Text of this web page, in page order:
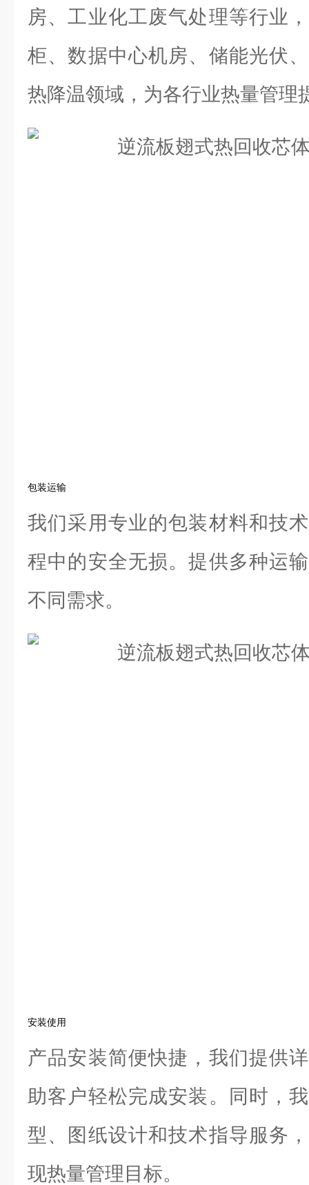
房、工业化工废气处理等行业
柜、数据中心机房、储能光伏
热降温领域，为各行业热量管理
包装运输
我们采用专业的包装材料和技
程中的安全无损。提供多种运
不同需求。
安装使用
产品安装简便快捷，我们提供
助客户轻松完成安装。同时，
型、图纸设计和技术指导服务
现热量管理目标。